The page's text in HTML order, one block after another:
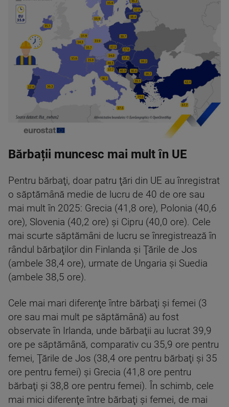
Bărbații muncesc mai mult în UE
Pentru bărbaţi, doar patru ţări din UE au înregistrat
o săptămână medie de lucru de 40 de ore sau
mai mult în 2025: Grecia (41,8 ore), Polonia (40,6
ore), Slovenia (40,2 ore) şi Cipru (40,0 ore). Cele
mai scurte săptămâni de lucru se înregistrează în
rândul bărbaţilor din Finlanda şi Ţările de Jos
(ambele 38,4 ore), urmate de Ungaria şi Suedia
(ambele 38,5 ore).
Cele mai mari diferenţe între bărbaţi şi femei (3
ore sau mai mult pe săptămână) au fost
observate în Irlanda, unde bărbaţii au lucrat 39,9
ore pe săptămână, comparativ cu 35,9 ore pentru
femei, Ţările de Jos (38,4 ore pentru bărbaţi şi 35
ore pentru femei) şi Grecia (41,8 ore pentru
bărbaţi şi 38,8 ore pentru femei). În schimb, cele
mai mici diferenţe între bărbaţi şi femei, de mai